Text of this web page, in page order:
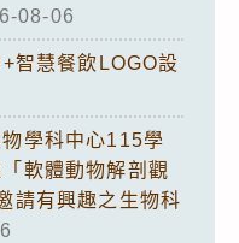
08-06
智慧餐飲LOGO設
學科中心115學
軟體動物解剖觀
請有興趣之生物科